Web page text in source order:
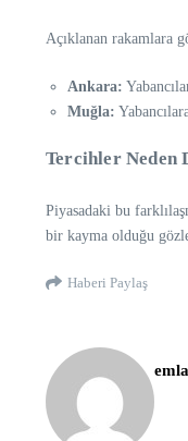
Açıklanan rakamlara
Ankara:
Muğla:
Tercihler Neden
Piyasadaki bu
bir kayma olduğu
Haberi Paylaş